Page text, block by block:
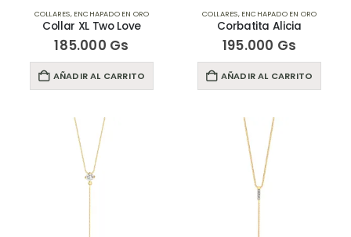
COLLARES, ENCHAPADO EN ORO
Collar XL Two Love
185.000 Gs
AÑADIR AL CARRITO
COLLARES, ENCHAPADO EN ORO
Corbatita Alicia
195.000 Gs
AÑADIR AL CARRITO